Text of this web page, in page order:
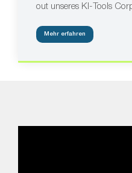
out unseres KI-Tools
Mehr erfahren